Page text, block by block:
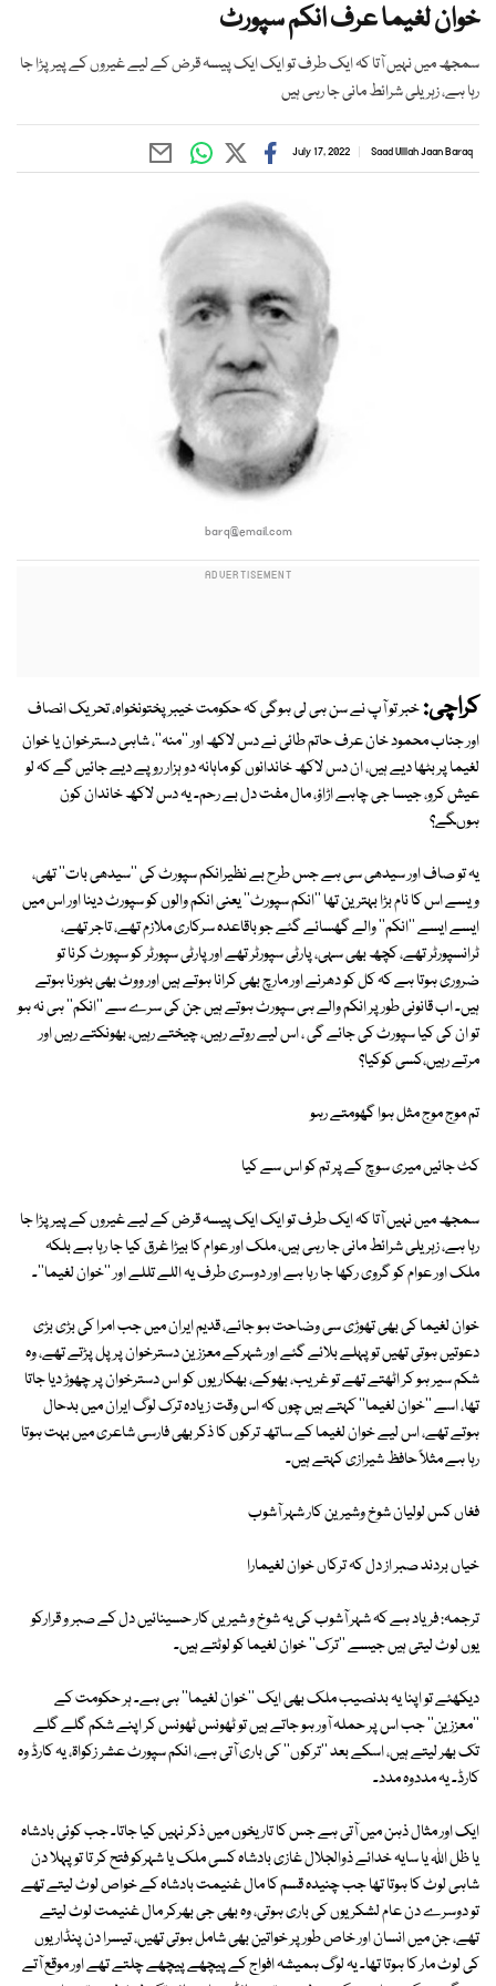
خوان لغیما عرف انکم سپورٹ
سمجھ میں نہیں آتا کہ ایک طرف تو ایک ایک پیسہ قرض کے لیے غیروں کے پیر پڑا جا
رہا ہے، زہریلی شرائط مانی جا رہی ہیں
Saad Ulllah Jaan Baraq
July 17, 2022
barq@email.com
کراچی:خبر تو آپ نے سن ہی لی ہوگی کہ حکومت خیبرپختونخواہ، تحریک انصاف
اور جناب محمود خان عرف حاتم طائی نے دس لاکھ اور ''منہ''، شاہی دسترخوان یا خوان
لغیما پر بٹھا دیے ہیں، ان دس لاکھ خاندانوں کو ماہانہ دو ہزار روپے دیے جائیں گے کہ لو
عیش کرو، جیسا جی چاہے اڑاؤ، مال مفت دل بے رحم۔ یہ دس لاکھ خاندان کون
ہوںگے؟
یہ تو صاف اور سیدھی سی ہے جس طرح بے نظیرانکم سپورٹ کی ''سیدھی بات'' تھی،
ویسے اس کا نام بڑا بہترین تھا ''انکم سپورٹ'' یعنی انکم والوں کو سپورٹ دینا اور اس میں
ایسے ایسے ''انکم'' والے گھسائے گئے جو باقاعدہ سرکاری ملازم تھے، تاجر تھے،
ٹرانسپورٹر تھے، کچھ بھی سہی، پارٹی سپورٹر تھے اور پارٹی سپورٹر کو سپورٹ کرنا تو
ضروری ہوتا ہے کہ کل کو دھرنے اور مارچ بھی کرانا ہوتے ہیں اور ووٹ بھی بٹورنا ہوتے
ہیں۔ اب قانونی طور پر انکم والے ہی سپورٹ ہوتے ہیں جن کی سرے سے ''انکم'' ہی نہ ہو
تو ان کی کیا سپورٹ کی جائے گی ، اس لیے روتے رہیں، چیختے رہیں، بھونکتے رہیں اور
مرتے رہیں،کسی کوکیا؟
تم موج موج مثل ہوا گھومتے رہو
کٹ جائیں میری سوچ کے پر تم کو اس سے کیا
سمجھ میں نہیں آتا کہ ایک طرف تو ایک ایک پیسہ قرض کے لیے غیروں کے پیر پڑا جا
رہا ہے، زہریلی شرائط مانی جا رہی ہیں، ملک اور عوام کا بیڑا غرق کیا جا رہا ہے بلکہ
ملک اور عوام کو گروی رکھا جا رہا ہے اور دوسری طرف یہ اللے تللے اور ''خوان لغیما''۔
خوان لغیما کی بھی تھوڑی سی وضاحت ہو جائے، قدیم ایران میں جب امرا کی بڑی بڑی
دعوتیں ہوتی تھیں تو پہلے بلائے گئے اور شہرکے معززین دسترخوان پر پل پڑتے تھے، وہ
شکم سیر ہو کر اٹھتے تھے تو غریب، بھوکے، بھکاریوں کو اس دسترخوان پر چھوڑ دیا جاتا
تھا، اسے ''خوان لغیما'' کہتے ہیں چوں کہ اس وقت زیادہ ترک لوگ ایران میں بدحال
ہوتے تھے، اس لیے خوان لغیما کے ساتھ ترکوں کا ذکر بھی فارسی شاعری میں بہت ہوتا
رہا ہے مثلاً حافظ شیرازی کہتے ہیں۔
فغاں کس لولیان شوخ وشیرین کار شہر آشوب
خیاں بردند صبر از دل کہ ترکاں خوان لغیمارا
ترجمہ: فریاد ہے کہ شہر آشوب کی یہ شوخ و شیریں کار حسینائیں دل کے صبر و قرارکو
یوں لوٹ لیتی ہیں جیسے ''ترک'' خوان لغیما کو لوٹتے ہیں۔
دیکھئے تو اپنا یہ بدنصیب ملک بھی ایک ''خوان لغیما'' ہی ہے۔ ہر حکومت کے
''معززین'' جب اس پر حملہ آور ہو جاتے ہیں تو ٹھونس ٹھونس کر اپنے شکم گلے گلے
تک بھر لیتے ہیں، اسکے بعد ''ترکوں'' کی باری آتی ہے، انکم سپورٹ عشر زکواۃ، یہ کارڈ وہ
کارڈ۔ یہ مددوہ مدد۔
ایک اور مثال ذہن میں آتی ہے جس کا تاریخوں میں ذکر نہیں کیا جاتا۔ جب کوئی بادشاہ
یا ظل اللہ یا سایہ خدائے ذوالجلال غازی بادشاہ کسی ملک یا شہرکو فتح کر تا تو پہلا دن
شاہی لوٹ کا ہوتا تھا جب چنیدہ قسم کا مال غنیمت بادشاہ کے خواص لوٹ لیتے تھے
تو دوسرے دن عام لشکریوں کی باری ہوتی، وہ بھی جی بھرکر مال غنیمت لوٹ لیتے
تھے، جن میں انسان اور خاص طور پر خواتین بھی شامل ہوتی تھیں، تیسرا دن پنڈاریوں
کی لوٹ مار کا ہوتا تھا۔ یہ لوگ ہمیشہ افواج کے پیچھے پیچھے چلتے تھے اور موقع آتے